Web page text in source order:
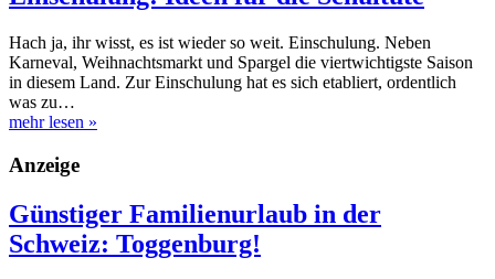
Hach ja, ihr wisst, es ist wieder so weit. Einschulung. Neben
Karneval, Weihnachtsmarkt und Spargel die viertwichtigste Saison
in diesem Land. Zur Einschulung hat es sich etabliert, ordentlich
was zu…
mehr lesen »
Anzeige
Günstiger Familienurlaub in der
Schweiz: Toggenburg!